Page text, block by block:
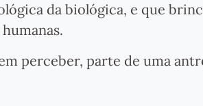
da biológica, e que
perceber, parte de uma